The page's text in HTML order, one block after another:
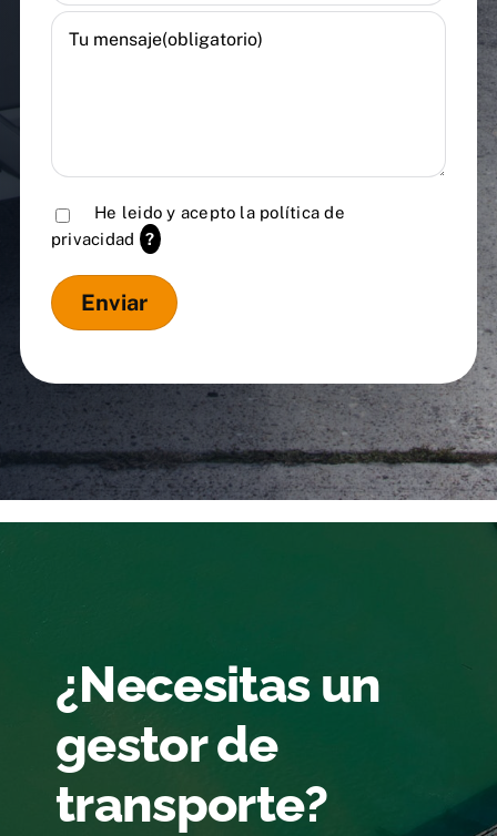
He leido y acepto la política de
privacidad
?
¿Necesitas un
gestor de
transporte?